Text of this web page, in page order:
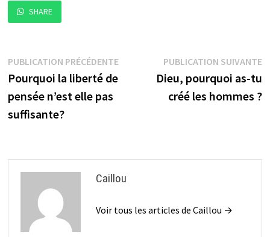
SHARE
Navigation
de
l’article
PUBLICATION PRÉCÉDENTEPublication
précédente :
Pourquoi la liberté de
pensée n’est elle pas
suffisante?
PUBLICATION SUIVANTE
Dieu, pourquoi as-tu
créé les hommes ?
Caillou
Voir tous les articles de Caillou →